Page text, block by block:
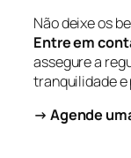
Não deixe os
Entre em
assegure a
tranquilidade
→ Agende